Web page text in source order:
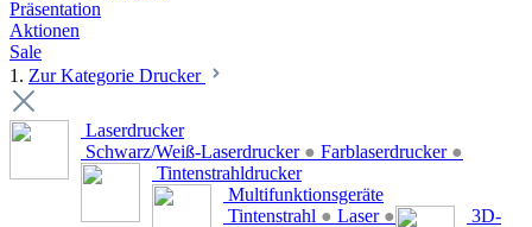
Präsentation
Aktionen
Sale
1. Zur Kategorie Drucker
Laserdrucker
Schwarz/Weiß-Laserdrucker ● Farblaserdrucker ●
Tintenstrahldrucker
Multifunktionsgeräte
Tintenstrahl ● Laser ● 3D-